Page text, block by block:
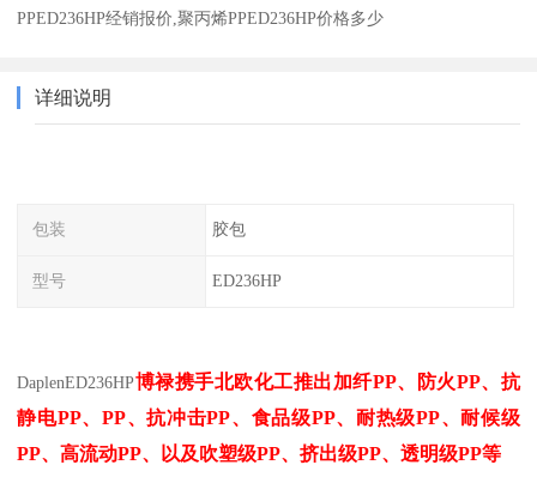
PPED236HP经销报价,聚丙烯PPED236HP价格多少
详细说明
包装 胶包
型号 ED236HP
DaplenED236HP博禄携手北欧化工推出加纤PP、防火PP、抗
静电PP、PP、抗冲击PP、食品级PP、耐热级PP、耐候级
PP、高流动PP、以及吹塑级PP、挤出级PP、透明级PP等